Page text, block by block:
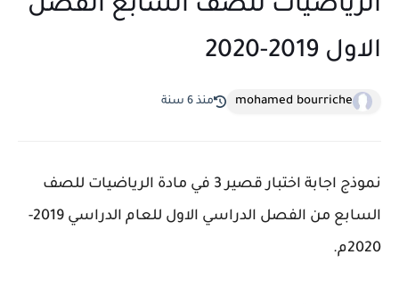
الرياضيات للصف السابع الفصل
الاول 2019-2020
mohamed bourriche منذ 6 سنة
نموذج اجابة اختبار قصير 3 في مادة الرياضيات للصف
السابع من الفصل الدراسي الاول للعام الدراسي 2019-
2020م.